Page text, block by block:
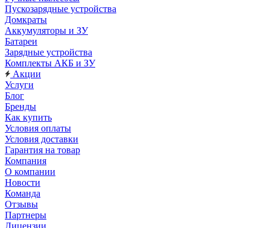
Пускозарядные устройства
Домкраты
Аккумуляторы и ЗУ
Батареи
Зарядные устройства
Комплекты АКБ и ЗУ
Акции
Услуги
Блог
Бренды
Как купить
Условия оплаты
Условия доставки
Гарантия на товар
Компания
О компании
Новости
Команда
Отзывы
Партнеры
Лицензии